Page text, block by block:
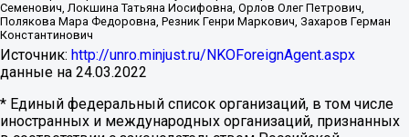
Семенович, Локшина Татьяна Иосифовна, Орлов Олег Петрович,
Полякова Мара Федоровна, Резник Генри Маркович, Захаров Герман
Константинович
Источник: http://unro.minjust.ru/NKOForeignAgent.aspx
данные на 24.03.2022
* Единый федеральный список организаций, в том числе
иностранных и международных организаций, признанных